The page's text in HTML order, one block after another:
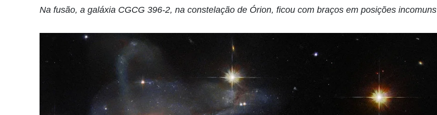
Na fusão, a galáxia CGCG 396-2, na constelação de Órion, ficou com braços em posições incomuns